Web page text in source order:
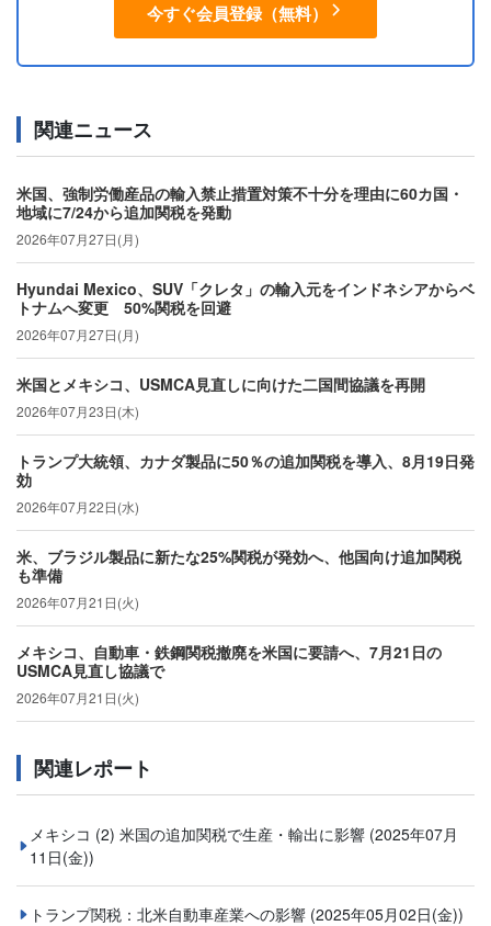
今すぐ会員登録（無料）
関連ニュース
米国、強制労働産品の輸入禁止措置対策不十分を理由に60カ国・
地域に7/24から追加関税を発動
2026年07月27日(月)
Hyundai Mexico、SUV「クレタ」の輸入元をインドネシアからベ
トナムへ変更 50%関税を回避
2026年07月27日(月)
米国とメキシコ、USMCA見直しに向けた二国間協議を再開
2026年07月23日(木)
トランプ大統領、カナダ製品に50％の追加関税を導入、8月19日発
効
2026年07月22日(水)
米、ブラジル製品に新たな25%関税が発効へ、他国向け追加関税
も準備
2026年07月21日(火)
メキシコ、自動車・鉄鋼関税撤廃を米国に要請へ、7月21日の
USMCA見直し協議で
2026年07月21日(火)
関連レポート
メキシコ (2) 米国の追加関税で生産・輸出に影響 (2025年07月
11日(金))
トランプ関税：北米自動車産業への影響 (2025年05月02日(金))